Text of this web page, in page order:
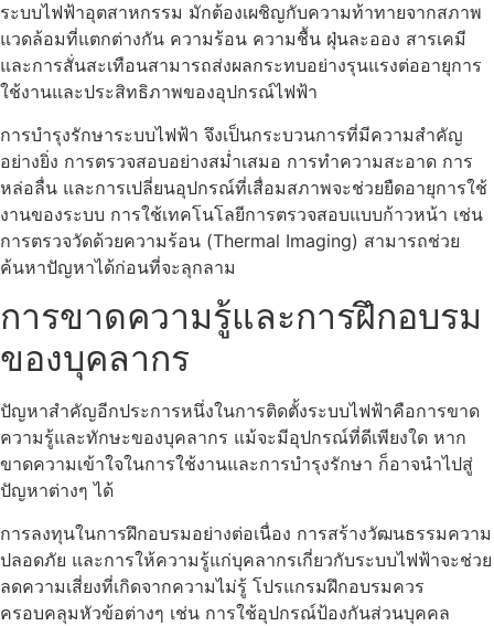
ระบบไฟฟ้าอุตสาหกรรม มักต้องเผชิญกับความท้าทายจากสภาพ
แวดล้อมที่แตกต่างกัน ความร้อน ความชื้น ฝุ่นละออง สารเคมี
และการสั่นสะเทือนสามารถส่งผลกระทบอย่างรุนแรงต่ออายุการ
ใช้งานและประสิทธิภาพของอุปกรณ์ไฟฟ้า
การบำรุงรักษาระบบไฟฟ้า จึงเป็นกระบวนการที่มีความสำคัญ
อย่างยิ่ง การตรวจสอบอย่างสม่ำเสมอ การทำความสะอาด การ
หล่อลื่น และการเปลี่ยนอุปกรณ์ที่เสื่อมสภาพจะช่วยยืดอายุการใช้
งานของระบบ การใช้เทคโนโลยีการตรวจสอบแบบก้าวหน้า เช่น
การตรวจวัดด้วยความร้อน (Thermal Imaging) สามารถช่วย
ค้นหาปัญหาได้ก่อนที่จะลุกลาม
การขาดความรู้และการฝึกอบรม
ของบุคลากร
ปัญหาสำคัญอีกประการหนึ่งในการติดตั้งระบบไฟฟ้าคือการขาด
ความรู้และทักษะของบุคลากร แม้จะมีอุปกรณ์ที่ดีเพียงใด หาก
ขาดความเข้าใจในการใช้งานและการบำรุงรักษา ก็อาจนำไปสู่
ปัญหาต่างๆ ได้
การลงทุนในการฝึกอบรมอย่างต่อเนื่อง การสร้างวัฒนธรรมความ
ปลอดภัย และการให้ความรู้แก่บุคลากรเกี่ยวกับระบบไฟฟ้าจะช่วย
ลดความเสี่ยงที่เกิดจากความไม่รู้ โปรแกรมฝึกอบรมควร
ครอบคลุมหัวข้อต่างๆ เช่น การใช้อุปกรณ์ป้องกันส่วนบุคคล